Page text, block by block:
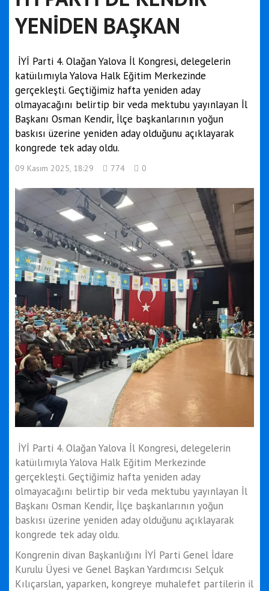
YENİDEN BAŞKAN
İYİ Parti 4. Olağan Yalova İl Kongresi, delegelerin
katüılımıyla Yalova Halk Eğitim Merkezinde
gerçekleşti. Geçtiğimiz hafta yeniden aday
olmayacağını belirtip bir veda mektubu yayınlayan İl
Başkanı Osman Kendir, İlçe başkanlarının yoğun
baskısı üzerine yeniden aday olduğunu açıklayarak
kongrede tek aday oldu.
09 Kasım 2025, 18:29 774 0
İYİ Parti 4. Olağan Yalova İl Kongresi, delegelerin
katüılımıyla Yalova Halk Eğitim Merkezinde
gerçekleşti. Geçtiğimiz hafta yeniden aday
olmayacağını belirtip bir veda mektubu yayınlayan İl
Başkanı Osman Kendir, İlçe başkanlarının yoğun
baskısı üzerine yeniden aday olduğunu açıklayarak
kongrede tek aday oldu.
Kongrenin divan Başkanlığını İYİ Parti Genel İdare
Kurulu Üyesi ve Genel Başkan Yardımcısı Selçuk
Kılıçarslan, yaparken, kongreye muhalefet partilerin il